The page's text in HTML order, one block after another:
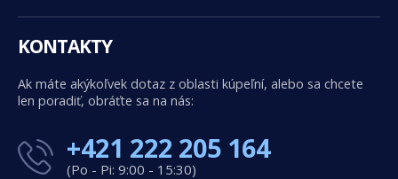
KONTAKTY
Ak máte akýkoľvek dotaz z oblasti kúpeľní, alebo sa chcete
len poradiť, obráťte sa na nás:
+421 222 205 164
(Po - Pi: 9:00 - 15:30)